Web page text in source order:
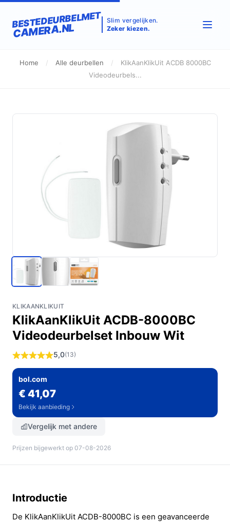
BESTEDEURBELMET
CAMERA.NL
Slim vergelijken.
Zeker kiezen.
Home / Alle deurbellen /
KlikAanKlikUit ACDB 8000BC
Videodeurbels...
KLIKAANKLIKUIT
KlikAanKlikUit ACDB-8000BC
Videodeurbelset Inbouw Wit
5,0(13)
bol.com
€ 41,07
Bekijk aanbieding
Vergelijk met andere
Prijzen bijgewerkt op 07-08-2026
Introductie
De KlikAanKlikUit ACDB-8000BC is een geavanceerde